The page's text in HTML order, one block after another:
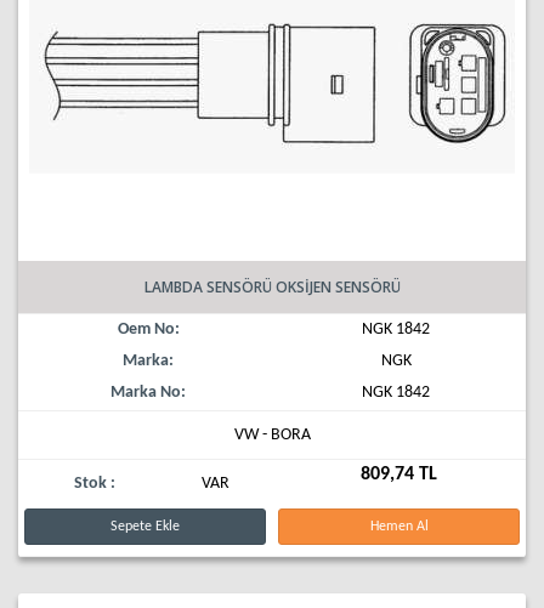
LAMBDA SENSÖRÜ OKSİJEN SENSÖRÜ
Oem No:
NGK 1842
Marka:
NGK
Marka No:
NGK 1842
VW - BORA
Stok : VAR 809,74 TL
Sepete Ekle Hemen Al